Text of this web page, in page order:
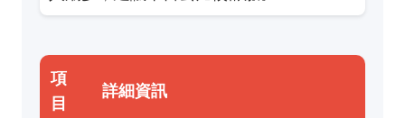
項
目
詳細資訊